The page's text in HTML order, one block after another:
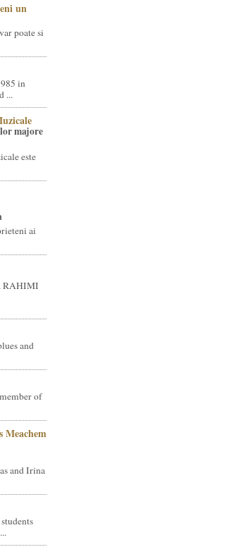
un
poate si
in
...
majore
este
ai
RAHIMI
and
of
Meachem
and Irina